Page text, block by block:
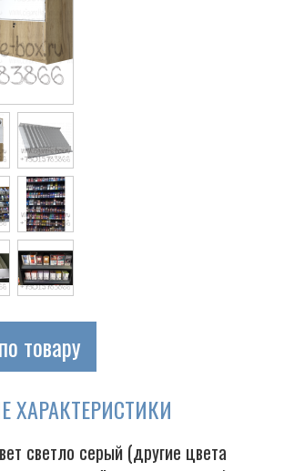
товару
ХАРАКТЕРИСТИКИ
светло серый (другие цвета